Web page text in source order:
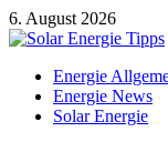
Zum
Inhalt
6. August 2026
Solar Energie Tipps
Solar Energie und
Energie
Energie News
Solar Energie